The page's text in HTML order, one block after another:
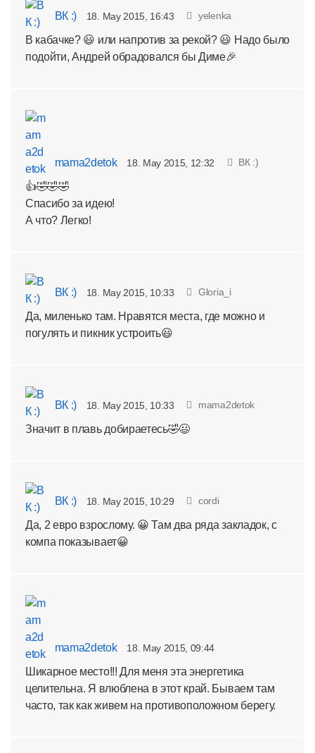
ВК :) 18. May 2015, 16:43 yelenka
В кабачке? 😃 или напротив за рекой? 😃 Надо было
подойти, Андрей обрадовался бы Диме🎉
mama2detok 18. May 2015, 12:32 ВК :)
👍🤣🤣🤣
Спасибо за идею!
А что? Легко!
ВК :) 18. May 2015, 10:33 Gloria_i
Да, миленько там. Нравятся места, где можно и
погулять и пикник устроить😃
ВК :) 18. May 2015, 10:33 mama2detok
Значит в плавь добираетесь🤣😃
ВК :) 18. May 2015, 10:29 cordi
Да, 2 евро взрослому. 😀 Там два ряда закладок, с
компа показывает😀
mama2detok 18. May 2015, 09:44
Шикарное место!!! Для меня эта энергетика
целительна. Я влюблена в этот край. Бываем там
часто, так как живем на противоположном берегу.